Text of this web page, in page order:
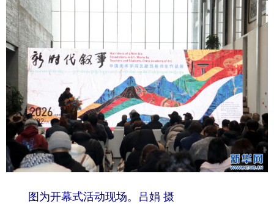
图为开幕式活动现场。吕娟 摄